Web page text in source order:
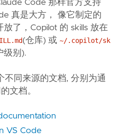
Code 那样官方支持
真是大方， 像它制定的
放了，Copilot 的 skills 放在
(仓库) 或 ~/.copilot/sk
级别).
不同来源的文档, 分别为通
文档。
VS Code